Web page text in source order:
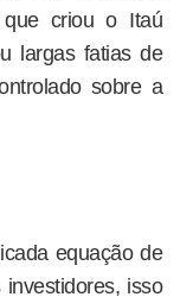
que criou o Itaú
largas fatias de
sobre a
equação de
isso